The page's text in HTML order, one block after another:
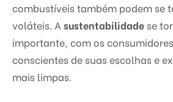
combustíveis também podem se
voláteis. A sustentabilidadese
importante, com os
conscientes de suas escolhas e
mais limpas.